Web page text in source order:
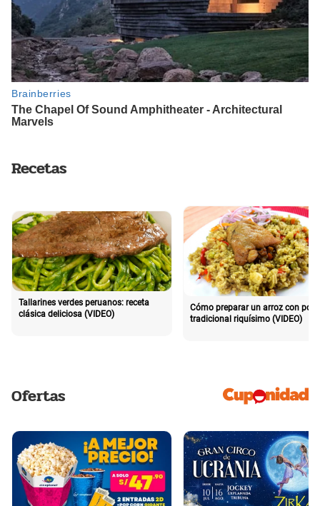
Recetas
Tallarines verdes peruanos: receta
clásica deliciosa (VIDEO)
Cómo preparar un arroz con pollo
tradicional riquísimo (VIDEO)
Ofertas